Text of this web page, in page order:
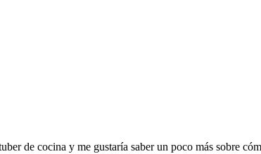
de cocina y me gustaría saber un poco más sobre